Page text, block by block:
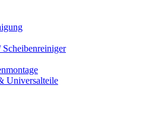
Universalteile